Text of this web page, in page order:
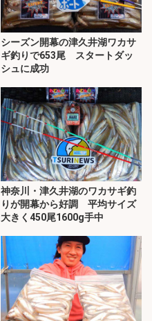
シーズン開幕の津久井湖ワカサ
ギ釣りで653尾 スタートダッ
シュに成功
神奈川・津久井湖のワカサギ釣
りが開幕から好調 平均サイズ
大きく450尾1600g手中